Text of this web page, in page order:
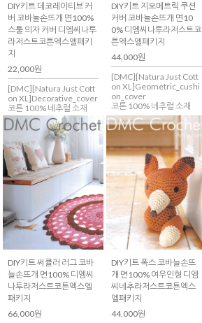
DIY키트 데코레이티브 커
버 코바늘손뜨개 면100%
스툴 의자 커버 디엠씨나투
라저스트코튼엑스엘패키
지
22,000원
[DMC][Natura Just Cott
on XL]Decorative_cover
코튼 100% 네추럴 소재
DIY키트 지오메트릭 쿠션
커버 코바늘손뜨개 면10
0% 디엠씨나투라저스트코
튼엑스엘패키지
44,000원
[DMC][Natura Just Cott
on XL]Geometric_cushi
on_cover
코튼 100% 네추럴 소재
DIY키트 써큘러 러그 코바
늘손뜨개 면100% 디엠씨
나투라저스트코튼엑스엘
패키지
66,000원
DIY키트 폭스 코바늘손뜨
개 면100% 여우인형 디엠
씨네추라저스트코튼엑스
엘패키지
44,000원